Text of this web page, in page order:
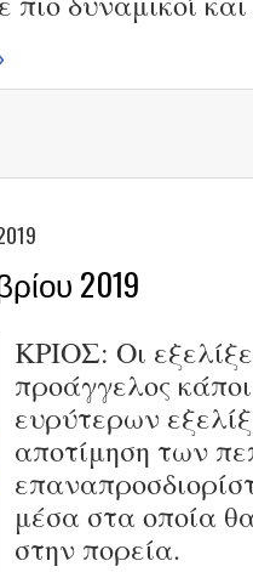
2019
ΚΡΙΟΣ: Οι
προάγγελος
ευρύτερων
αποτίμηση των
μέσα στα οποία
στην πορεία.